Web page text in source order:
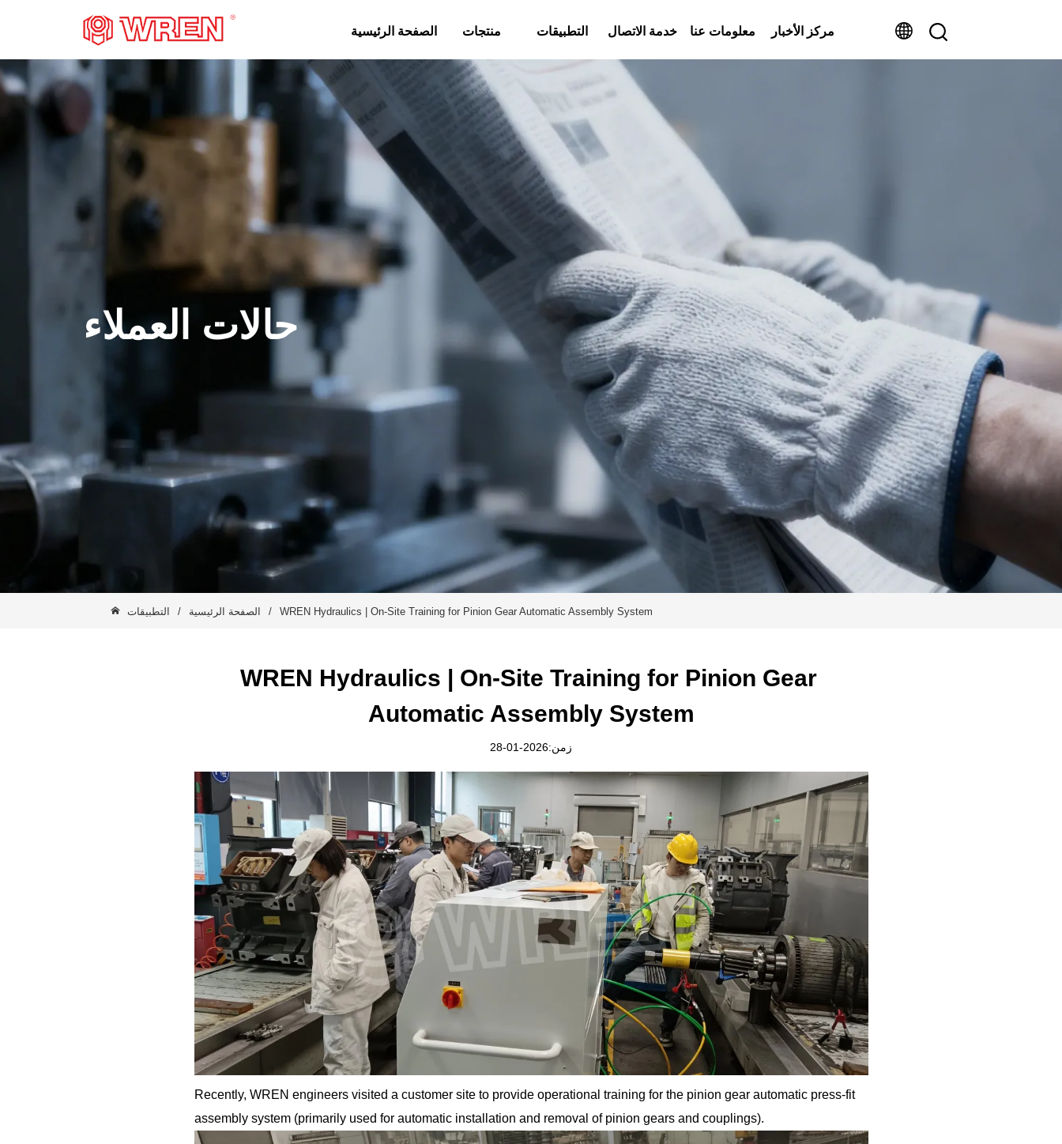
شعار الصفحة الرئيسية منتجات التطبيقات خدمة الاتصال معلومات عنا مركز الأخبار
حالات العملاء
الصفحة الرئيسية / التطبيقات / WREN Hydraulics | On-Site Training for Pinion Gear Automatic Assembly System
WREN Hydraulics | On-Site Training for Pinion Gear
Automatic Assembly System
زمن:2026-01-28
Recently, WREN engineers visited a customer site to provide operational training for the pinion gear automatic press-fit
assembly system (primarily used for automatic installation and removal of pinion gears and couplings).